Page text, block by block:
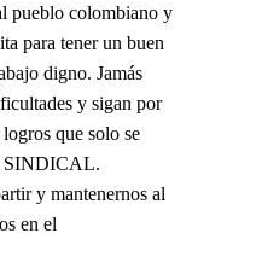
pueblo colombiano y
para tener un buen
digno. Jamás
y sigan por
que solo se
SINDICAL.
y mantenernos al
en el